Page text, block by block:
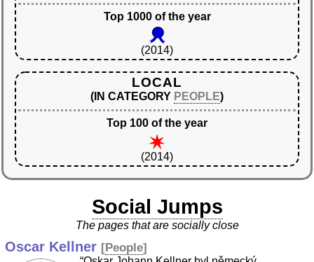
Top 1000 of the year
(2014)
LOCAL
(IN CATEGORY PEOPLE)
Top 100 of the year
(2014)
Social Jumps
The pages that are socially close
Oscar Kellner [People]